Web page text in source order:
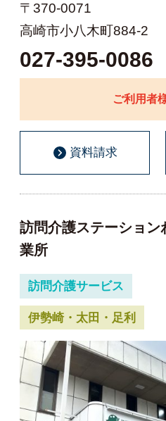
〒370-0071
高崎市小八木町884-2
027-395-0086
ご利用者
資料請求
訪問介護ステーショ
業所
訪問介護サービス
伊勢崎・太田・足利